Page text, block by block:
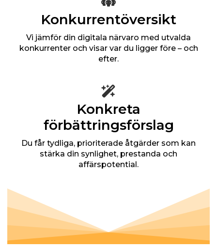
Konkurrentöversikt
Vi jämför din digitala närvaro med utvalda
konkurrenter och visar var du ligger före – och
efter.
Konkreta
förbättringsförslag
Du får tydliga, prioriterade åtgärder som kan
stärka din synlighet, prestanda och
affärspotential.